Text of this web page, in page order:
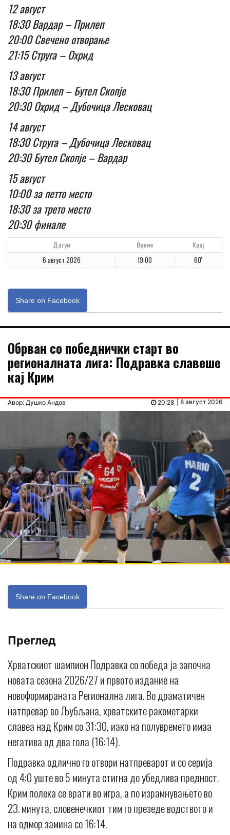
12 август
18:30 Вардар – Прилеп
20:00 Свечено отворање
21:15 Струга – Охрид
13 август
18:30 Прилеп – Бутел Скопје
20:30 Охрид – Дубочица Лесковац
14 август
18:30 Струга – Дубочица Лесковац
20:30 Бутел Скопје – Вардар
15 август
10:00 за петто место
18:30 за трето место
20:30 финале
Датум Време Крај
6 август 2026 19:00 60'
Share on Facebook
Обрван со победнички старт во
регионалната лига: Подравка славеше
кај Крим
Авор: Душко Андов | 8 август 2026
20:28
Share on Facebook
Преглед
Хрватскиот шампион Подравка со победа ја започна
новата сезона 2026/27 и првото издание на
новоформираната Регионална лига. Во драматичен
натпревар во Љубљана, хрватските ракометарки
славеа над Крим со 31:30, иако на полувремето имаа
негатива од два гола (16:14).
Подравка одлично го отвори натпреварот и со серија
од 4:0 уште во 5 минута стигна до убедлива предност.
Крим полека се врати во игра, а по израмнувањето во
23. минута, словенечкиот тим го презеде водството и
на одмор замина со 16:14.